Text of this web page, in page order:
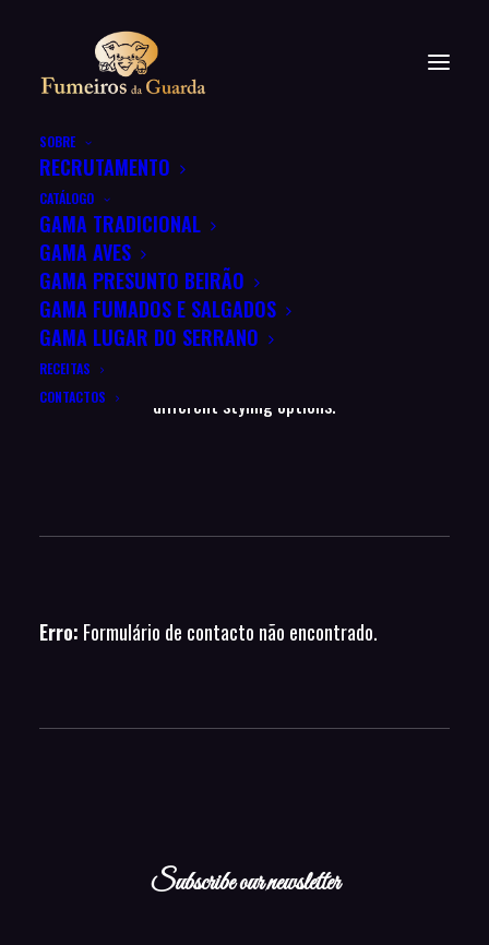
SOBRE
RECRUTAMENTO
CATÁLOGO
GAMA TRADICIONAL
GAMA AVES
GAMA PRESUNTO BEIRÃO
GAMA FUMADOS E SALGADOS
GAMA LUGAR DO SERRANO
RECEITAS
CONTACTOS
Contact Forms
The Contact Form module lets you easily add your
Contact Form 7 forms into any area of your page with
different styling options.
Erro: Formulário de contacto não encontrado.
Subscribe our newsletter